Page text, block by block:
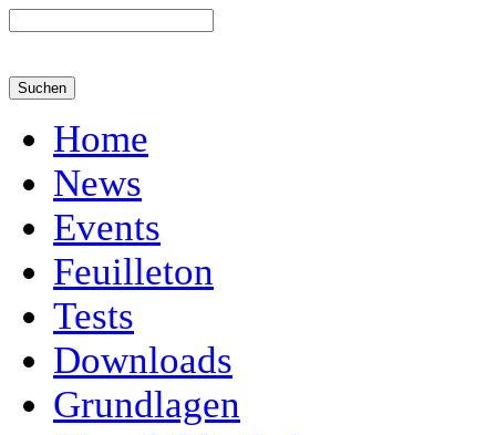
Home
News
Events
Feuilleton
Tests
Downloads
Grundlagen